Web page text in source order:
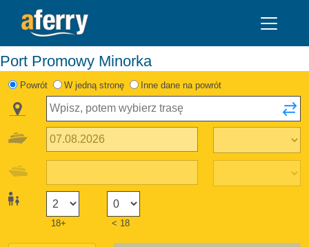
Port Promowy Minorka
Powrót W jedną stronę Inne dane na powrót
18+ < 18